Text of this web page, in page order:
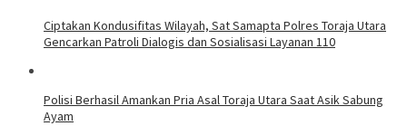
Ciptakan Kondusifitas Wilayah, Sat Samapta Polres Toraja Utara
Gencarkan Patroli Dialogis dan Sosialisasi Layanan 110
Polisi Berhasil Amankan Pria Asal Toraja Utara Saat Asik Sabung
Ayam